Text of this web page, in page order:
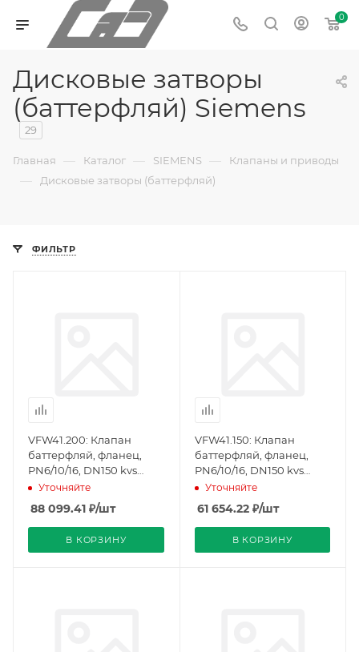
0
Дисковые затворы
(баттерфляй) Siemens
29
Главная — Каталог — SIEMENS — Клапаны и приводы
— Дисковые затворы (баттерфляй)
ФИЛЬТР
VFW41.200: Клапан
баттерфляй, фланец,
PN6/10/16, DN150 kvs
4000, плотное закрытие
(BPZ:S55235-V145),
Siemens
Уточняйте
88 099.41 ₽/шт
В КОРЗИНУ
VFW41.150: Клапан
баттерфляй, фланец,
PN6/10/16, DN150 kvs
1600, плотное закрытие
(BPZ:S55235-V144),
Siemens
Уточняйте
61 654.22₽/шт
В КОРЗИНУ